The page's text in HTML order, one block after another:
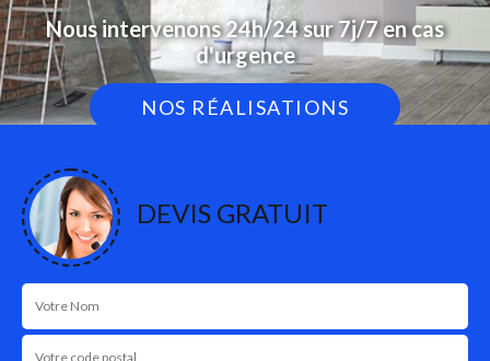
Nous intervenons 24h/24 sur 7j/7 en cas
d'urgence
NOS RÉALISATIONS
DEVIS GRATUIT